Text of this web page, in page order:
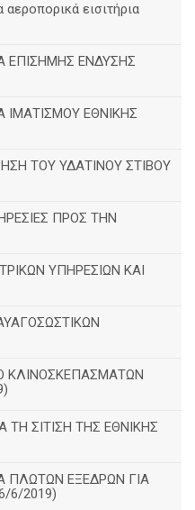
εισιτήρια
ΕΠΙΣΗΜΗΣ ΕΝΔΥΣΗΣ
ΙΜΑΤΙΣΜΟΥ ΕΘΝΙΚΗΣ
ΤΟΥ ΥΔΑΤΙΝΟΥ ΣΤΙΒΟΥ
ΠΡΟΣ ΤΗΝ
ΥΠΗΡΕΣΙΩΝ ΚΑΙ
ΚΛΙΝΟΣΚΕΠΑΣΜΑΤΩΝ
ΣΙΤΙΣΗ ΤΗΣ ΕΘΝΙΚΗΣ
ΠΛΩΤΩΝ ΕΞΕΔΡΩΝ ΓΙΑ
6/2019)